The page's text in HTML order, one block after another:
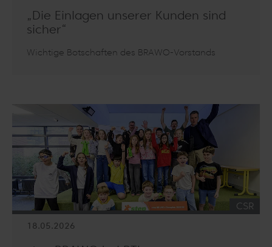
„Die Einlagen unserer Kunden sind
sicher“
Wichtige Botschaften des BRAWO-Vorstands
CSR
18.05.2026